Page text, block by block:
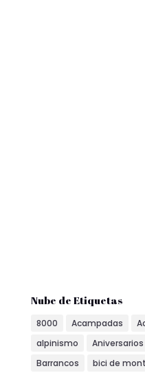
Nube de Etiquetas
8000 Acampadas
alpinismo
Aniversarios
Barrancos
bici de